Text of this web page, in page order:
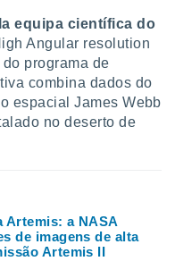
equipa científica do
Angular resolution
programa de
combina dados do
espacial James Webb
no deserto de
Artemis: a NASA
de imagens de alta
Artemis II